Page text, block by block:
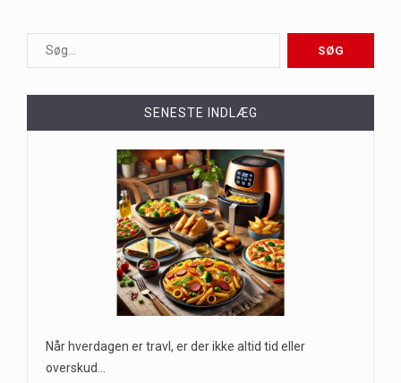
SENESTE INDLÆG
Når hverdagen er travl, er der ikke altid tid eller
overskud…